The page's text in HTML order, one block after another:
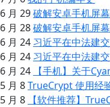
6 月 29破解安卓手机屏
6 月 28破解安卓手机屏
6 月 24 习近平在中法建
6 月 24 习近平在中法建
6 月 24
【手机】关于
5 月 8TrueCrypt 使用经
5 月 8
【软件推荐】